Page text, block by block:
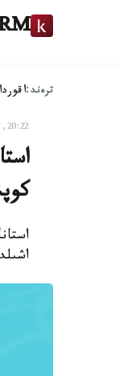
ترەند:اقوردا
20:22, 22 جەلتوقسان 2015